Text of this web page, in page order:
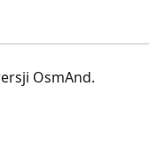
OsmAnd.